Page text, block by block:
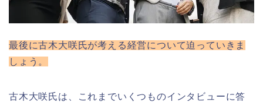
最後に古木大咲氏が考える経営について迫っていきま
しょう。
古木大咲氏は、これまでいくつものインタビューに答